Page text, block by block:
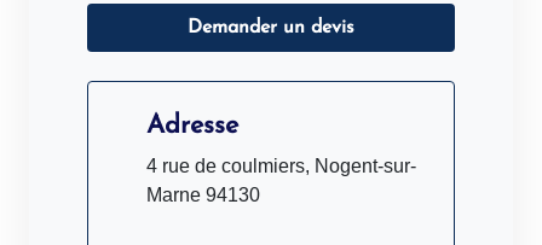
Demander un devis
Adresse
4 rue de coulmiers, Nogent-sur-
Marne 94130